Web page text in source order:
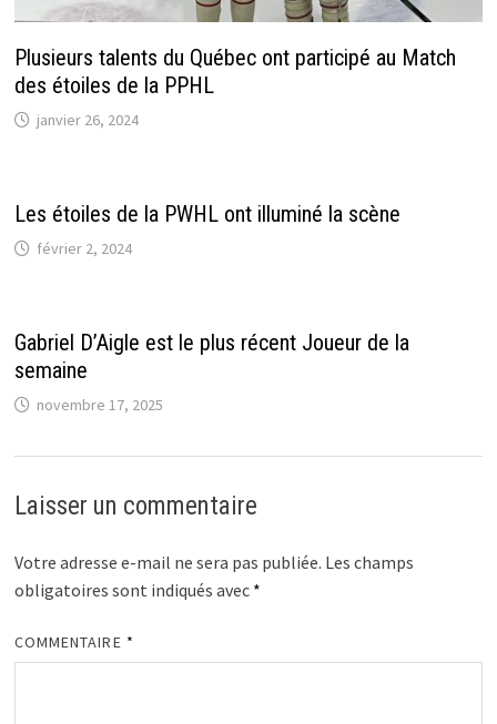
Plusieurs talents du Québec ont participé au Match
des étoiles de la PPHL
janvier 26, 2024
Les étoiles de la PWHL ont illuminé la scène
février 2, 2024
Gabriel D’Aigle est le plus récent Joueur de la
semaine
novembre 17, 2025
Laisser un commentaire
Votre adresse e-mail ne sera pas publiée. Les champs
obligatoires sont indiqués avec *
COMMENTAIRE *